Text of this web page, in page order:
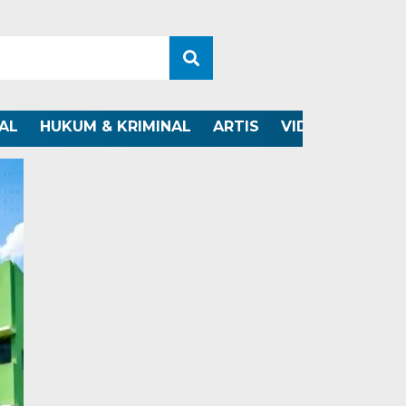
HUKUM & KRIMINAL ARTIS VIDEO